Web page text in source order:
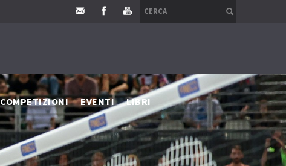
COMPETIZIONI EVENTI LIBRI